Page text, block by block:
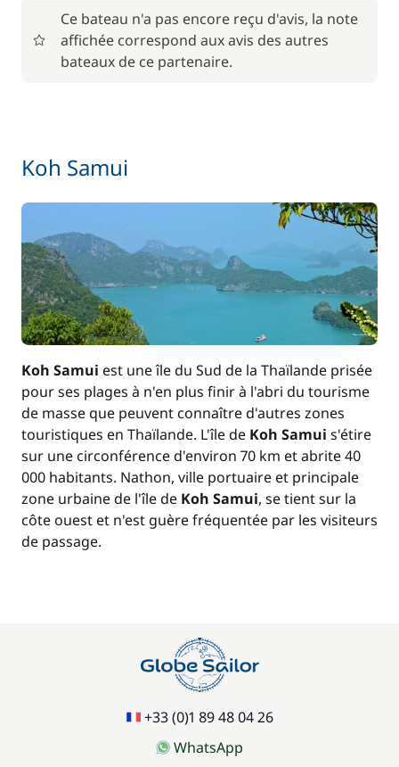
Ce bateau n'a pas encore reçu d'avis, la note
affichée correspond aux avis des autres
bateaux de ce partenaire.
Koh Samui
Koh Samui est une île du Sud de la Thaïlande prisée
pour ses plages à n'en plus finir à l'abri du tourisme
de masse que peuvent connaître d'autres zones
touristiques en Thaïlande. L'île de Koh Samui s'étire
sur une circonférence d'environ 70 km et abrite 40
000 habitants. Nathon, ville portuaire et principale
zone urbaine de l'île de Koh Samui, se tient sur la
côte ouest et n'est guère fréquentée par les visiteurs
de passage.
+33 (0)1 89 48 04 26
WhatsApp